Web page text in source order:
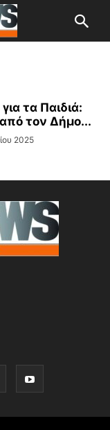
τα Παιδιά:
τον Δήμο...
2025